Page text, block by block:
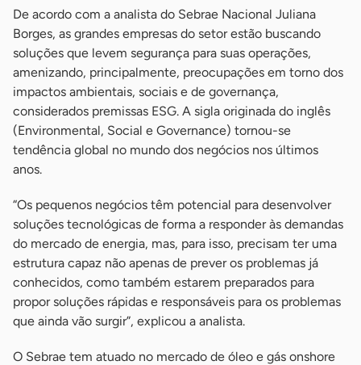
De acordo com a analista do Sebrae Nacional Juliana
Borges, as grandes empresas do setor estão buscando
soluções que levem segurança para suas operações,
amenizando, principalmente, preocupações em torno dos
impactos ambientais, sociais e de governança,
considerados premissas ESG. A sigla originada do inglês
(Environmental, Social e Governance) tornou-se
tendência global no mundo dos negócios nos últimos
anos.
“Os pequenos negócios têm potencial para desenvolver
soluções tecnológicas de forma a responder às demandas
do mercado de energia, mas, para isso, precisam ter uma
estrutura capaz não apenas de prever os problemas já
conhecidos, como também estarem preparados para
propor soluções rápidas e responsáveis para os problemas
que ainda vão surgir”, explicou a analista.
O Sebrae tem atuado no mercado de óleo e gás onshore